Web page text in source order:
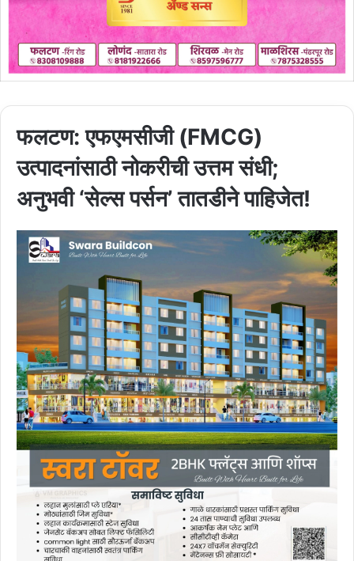
फलटण: एफएमसीजी (FMCG)
उत्पादनांसाठी नोकरीची उत्तम संधी;
अनुभवी ‘सेल्स पर्सन’ तातडीने पाहिजेत!